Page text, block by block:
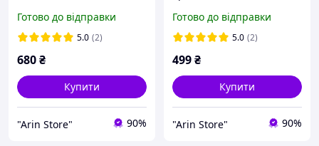
Готово до відправки
5.0 (2)
680₴
Купити
"Arin Store" 90%
Готово до відправки
5.0 (2)
499₴
Купити
"Arin Store" 90%